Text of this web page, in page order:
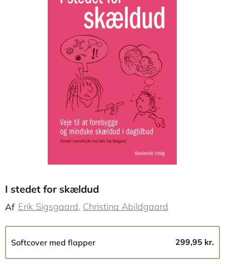
I stedet for skældud
Af Erik Sigsgaard Christina Abildgaard
Softcover med flapper 299,95 kr.